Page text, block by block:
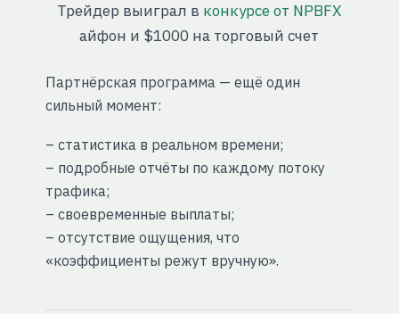
Трейдер выиграл в конкурсе от NPBFX
айфон и $1000 на торговый счет
Партнёрская программа — ещё один
сильный момент:
– статистика в реальном времени;
– подробные отчёты по каждому потоку
трафика;
– своевременные выплаты;
– отсутствие ощущения, что
«коэффициенты режут вручную».